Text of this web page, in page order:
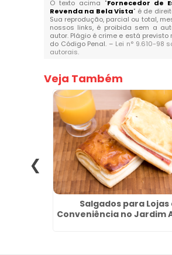
O texto acima "Fornecedor de
Revenda na Bela Vista" é de
Sua reprodução, parcial ou total,
nossos links, é proibida sem a
autor. Plágio é crime e está previsto
do Código Penal. – Lei n° 9.610-98
autorais.
Veja Também
Salgados para Lojas
Conveniência no Jardim